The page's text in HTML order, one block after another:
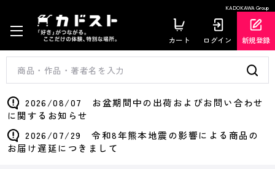
KADOKAWA Group
カート ログイン 新規登録
2026/08/07 お盆期間中の出荷およびお問い合わせ
に関するお知らせ
2026/07/29 令和8年熊本地震の影響による商品の
お届け遅延につきまして